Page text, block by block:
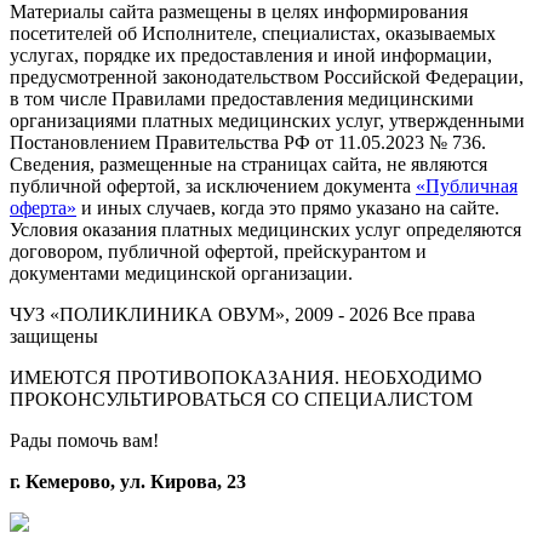
Материалы сайта размещены в целях информирования
посетителей об Исполнителе, специалистах, оказываемых
услугах, порядке их предоставления и иной информации,
предусмотренной законодательством Российской Федерации,
в том числе Правилами предоставления медицинскими
организациями платных медицинских услуг, утвержденными
Постановлением Правительства РФ от 11.05.2023 № 736.
Сведения, размещенные на страницах сайта, не являются
публичной офертой, за исключением документа «Публичная
оферта» и иных случаев, когда это прямо указано на сайте.
Условия оказания платных медицинских услуг определяются
договором, публичной офертой, прейскурантом и
документами медицинской организации.
ЧУЗ «ПОЛИКЛИНИКА ОВУМ», 2009 - 2026 Все права
защищены
ИМЕЮТСЯ ПРОТИВОПОКАЗАНИЯ. НЕОБХОДИМО
ПРОКОНСУЛЬТИРОВАТЬСЯ СО СПЕЦИАЛИСТОМ
Рады помочь вам!
г. Кемерово, ул. Кирова, 23